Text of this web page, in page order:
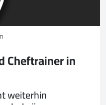
Cheftrainer in
weiterhin